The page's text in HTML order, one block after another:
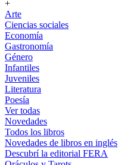
+
Arte
Ciencias sociales
Economía
Gastronomía
Género
Infantiles
Juveniles
Literatura
Poesía
Ver todas
Novedades
Todos los libros
Novedades de libros en inglés
Descubrí la editorial FERA